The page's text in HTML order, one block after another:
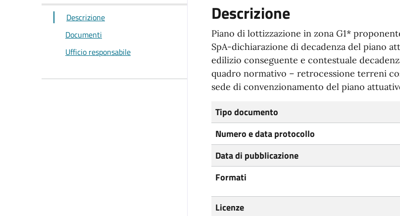
Descrizione
Documenti
Ufficio responsabile
Descrizione
Piano di lottizzazione in zona G1*
SpA-dichiarazione di decadenza del piano
edilizio conseguente e contestuale
quadro normativo – retrocessione terreni
sede di convenzionamento del piano
Tipo documento
Numero e data protocollo
Data di pubblicazione
Formati
Licenze